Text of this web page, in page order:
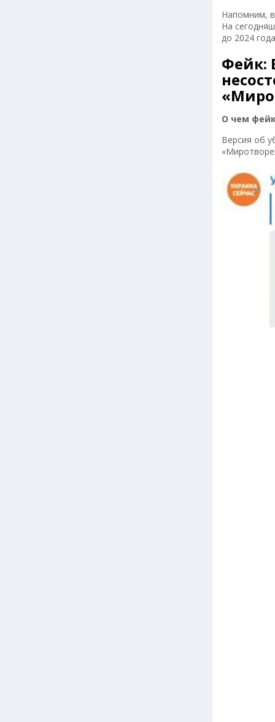
Напомним, в
На
до 2024
Фейк:
О чем
Версия об